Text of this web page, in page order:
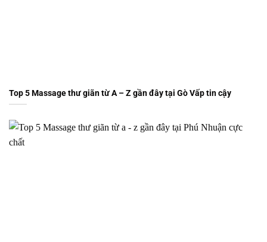
Top 5 Massage thư giãn từ A – Z gần đây tại Gò Vấp tin cậy